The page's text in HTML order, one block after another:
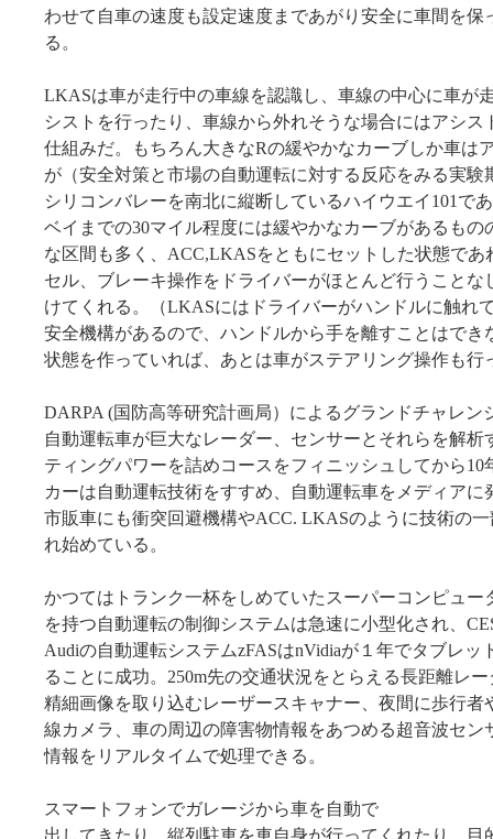
わせて自車の速度も設定速度まであがり安全に車間を保
る。
LKASは車が走行中の車線を認識し、車線の中心に車が
シストを行ったり、車線から外れそうな場合にはアシス
仕組みだ。もちろん大きなRの緩やかなカーブしか車は
が（安全対策と市場の自動運転に対する反応をみる実験
シリコンバレーを南北に縦断しているハイウエイ101で
ベイまでの30マイル程度には緩やかなカーブがあるもの
な区間も多く、ACC,LKASをともにセットした状態であ
セル、ブレーキ操作をドライバーがほとんど行うことな
けてくれる。（LKASにはドライバーがハンドルに触れ
安全機構があるので、ハンドルから手を離すことはでき
状態を作っていれば、あとは車がステアリング操作も行
DARPA (国防高等研究計画局）によるグランドチャレン
自動運転車が巨大なレーダー、センサーとそれらを解析
ティングパワーを詰めコースをフィニッシュしてから10
カーは自動運転技術をすすめ、自動運転車をメディアに
市販車にも衝突回避機構やACC. LKASのように技術の
れ始めている。
かつてはトランク一杯をしめていたスーパーコンピュー
を持つ自動運転の制御システムは急速に小型化され、
Audiの自動運転システムzFASはnVidiaが１年でタブレッ
ることに成功。250m先の交通状況をとらえる長距離レ
精細画像を取り込むレーザースキャナー、夜間に歩行者
線カメラ、車の周辺の障害物情報をあつめる超音波セン
情報をリアルタイムで処理できる。
スマートフォンでガレージから車を自動で
出してきたり、縦列駐車を車自身が行ってくれたり、目